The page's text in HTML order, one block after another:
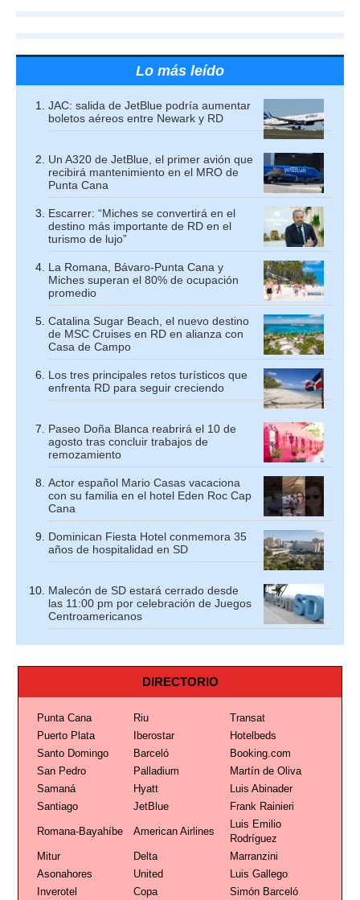
Lo más leído
JAC: salida de JetBlue podría aumentar
boletos aéreos entre Newark y RD
Un A320 de JetBlue, el primer avión que
recibirá mantenimiento en el MRO de
Punta Cana
Escarrer: “Miches se convertirá en el
destino más importante de RD en el
turismo de lujo”
La Romana, Bávaro-Punta Cana y
Miches superan el 80% de ocupación
promedio
Catalina Sugar Beach, el nuevo destino
de MSC Cruises en RD en alianza con
Casa de Campo
Los tres principales retos turísticos que
enfrenta RD para seguir creciendo
Paseo Doña Blanca reabrirá el 10 de
agosto tras concluir trabajos de
remozamiento
Actor español Mario Casas vacaciona
con su familia en el hotel Eden Roc Cap
Cana
Dominican Fiesta Hotel conmemora 35
años de hospitalidad en SD
Malecón de SD estará cerrado desde
las 11:00 pm por celebración de Juegos
Centroamericanos
DIRECTORIO
Punta Cana Riu
Transat
Puerto Plata
Iberostar
Hotelbeds
Santo Domingo
Barceló
Booking.com
San Pedro
Palladium
Martín de Oliva
Samaná
Hyatt
Luis Abinader
Santiago
JetBlue Frank Rainieri
Romana-Bayahíbe American Airlines
Luis Emilio
Rodríguez
Mitur
Delta
Marranzini
Asonahores
United
Luis Gallego
Inverotel
Copa Simón Barceló